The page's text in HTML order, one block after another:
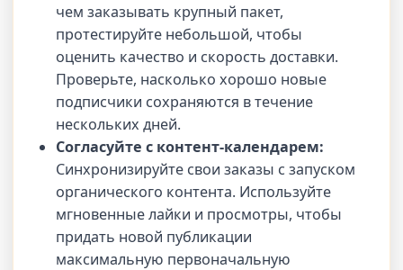
чем заказывать крупный пакет,
протестируйте небольшой, чтобы
оценить качество и скорость доставки.
Проверьте, насколько хорошо новые
подписчики сохраняются в течение
нескольких дней.
Согласуйте с контент-календарем:
Синхронизируйте свои заказы с запуском
органического контента. Используйте
мгновенные лайки и просмотры, чтобы
придать новой публикации
максимальную первоначальную